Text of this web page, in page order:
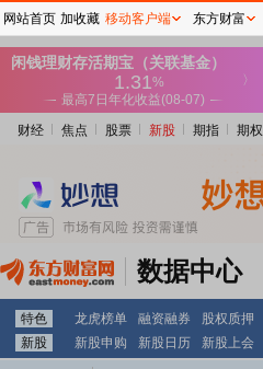
财经 焦点 股票 新股 期指 期权
数据中心
特色 龙虎榜单 融资融券 股权质押
新股
新股申购 新股日历 新股上会
网站首页 加收藏 移动客户端 东方财富